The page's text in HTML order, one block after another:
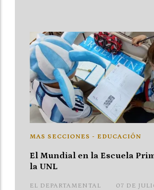
El Mundial en la Escuela
la UNL
EL DEPARTAMENTAL
MAS SECCIONES - EDUCACIÓN
07 DE